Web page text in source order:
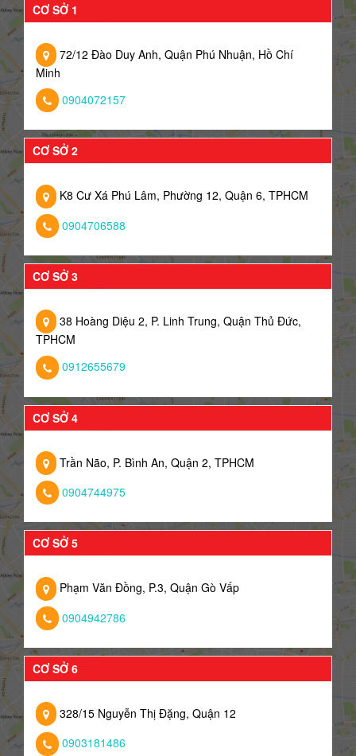
CƠ SỞ 1
72/12 Đào Duy Anh, Quận Phú Nhuận, Hồ Chí
Minh
0904072157
CƠ SỞ 2
K8 Cư Xá Phú Lâm, Phường 12, Quận 6, TPHCM
0904706588
CƠ SỞ 3
38 Hoàng Diệu 2, P. Linh Trung, Quận Thủ Đức,
TPHCM
0912655679
CƠ SỞ 4
Trần Não, P. Bình An, Quận 2, TPHCM
0904744975
CƠ SỞ 5
Phạm Văn Đồng, P.3, Quận Gò Vấp
0904942786
CƠ SỞ 6
328/15 Nguyễn Thị Đặng, Quận 12
0903181486